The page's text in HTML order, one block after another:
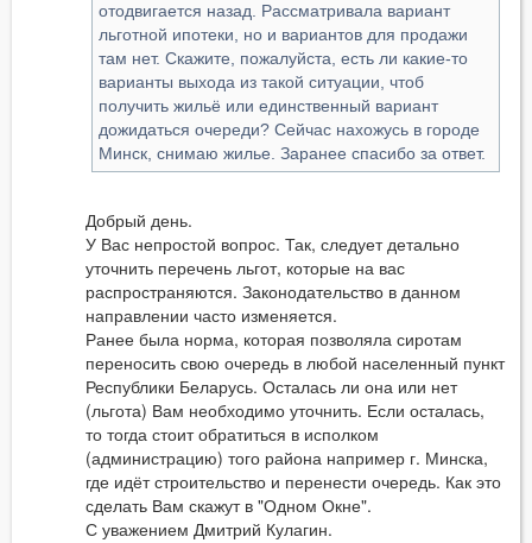
отодвигается назад. Рассматривала вариант
льготной ипотеки, но и вариантов для продажи
там нет. Скажите, пожалуйста, есть ли какие-то
варианты выхода из такой ситуации, чтоб
получить жильё или единственный вариант
дожидаться очереди? Сейчас нахожусь в городе
Минск, снимаю жилье. Заранее спасибо за ответ.
Добрый день.
У Вас непростой вопрос. Так, следует детально
уточнить перечень льгот, которые на вас
распространяются. Законодательство в данном
направлении часто изменяется.
Ранее была норма, которая позволяла сиротам
переносить свою очередь в любой населенный пункт
Республики Беларусь. Осталась ли она или нет
(льгота) Вам необходимо уточнить. Если осталась,
то тогда стоит обратиться в исполком
(администрацию) того района например г. Минска,
где идёт строительство и перенести очередь. Как это
сделать Вам скажут в "Одном Окне".
С уважением Дмитрий Кулагин.